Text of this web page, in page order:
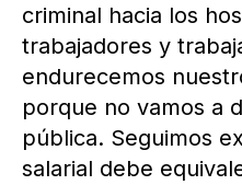
criminal hacia los
trabajadores y
endurecemos
porque no vamos a
pública. Seguimos
salarial debe